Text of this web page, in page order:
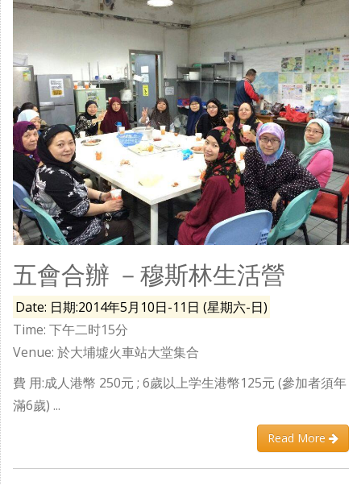
五會合辦 －穆斯林生活營
Date: 日期:2014年5月10日-11日 (星期六-日)
Time: 下午二时15分
Venue: 於大埔墟火車站大堂集合
費 用:成人港幣 250元 ; 6歲以上学生港幣125元 (參加者須年
滿6歲) ...
Read More